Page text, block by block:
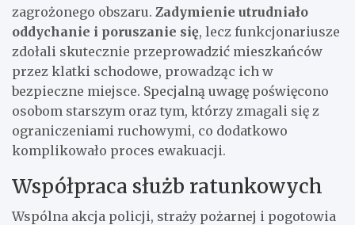
zagrożonego obszaru. Zadymienie utrudniało
oddychanie i poruszanie się, lecz funkcjonariusze
zdołali skutecznie przeprowadzić mieszkańców
przez klatki schodowe, prowadząc ich w
bezpieczne miejsce. Specjalną uwagę poświęcono
osobom starszym oraz tym, którzy zmagali się z
ograniczeniami ruchowymi, co dodatkowo
komplikowało proces ewakuacji.
Współpraca służb ratunkowych
Wspólna akcja policji, straży pożarnej i pogotowia